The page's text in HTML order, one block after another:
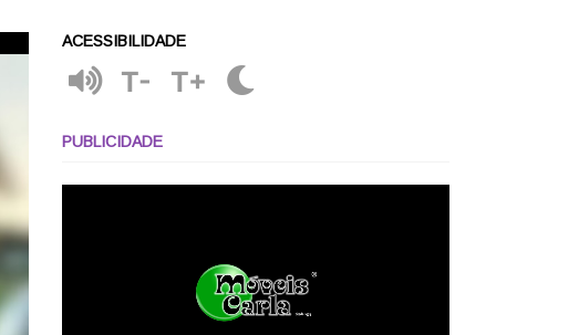
ACESSIBILIDADE
T- T+
PUBLICIDADE